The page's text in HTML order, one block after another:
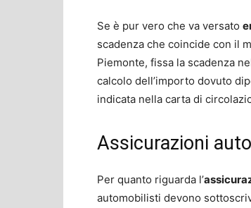
Se è pur vero che va versato
scadenza che coincide con il
Piemonte, fissa la scadenza
calcolo dell’importo dovuto
indicata nella carta di
Assicurazioni auto
Per quanto riguarda l’
automobilisti devono